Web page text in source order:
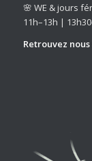
🌸 WE & jours
11h–13h |
Retrouvez